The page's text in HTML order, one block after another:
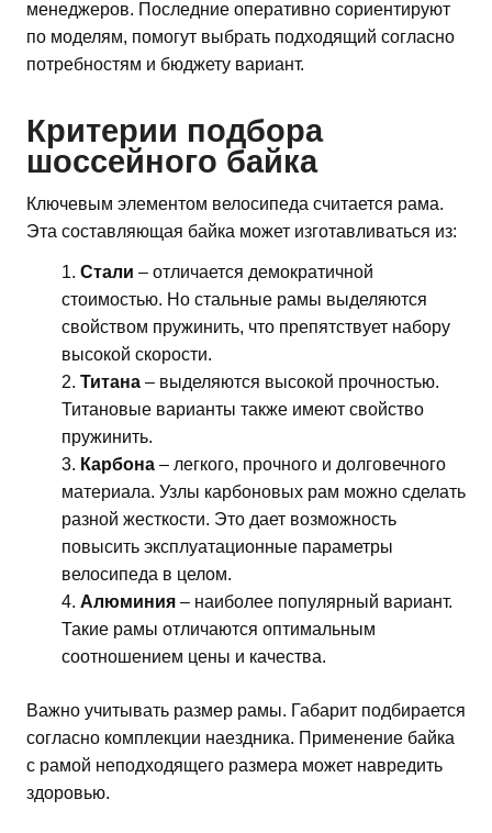
менеджеров. Последние оперативно сориентируют
по моделям, помогут выбрать подходящий согласно
потребностям и бюджету вариант.
Критерии подбора
шоссейного байка
Ключевым элементом велосипеда считается рама.
Эта составляющая байка может изготавливаться из:
Стали – отличается демократичной
стоимостью. Но стальные рамы выделяются
свойством пружинить, что препятствует набору
высокой скорости.
Титана – выделяются высокой прочностью.
Титановые варианты также имеют свойство
пружинить.
Карбона – легкого, прочного и долговечного
материала. Узлы карбоновых рам можно сделать
разной жесткости. Это дает возможность
повысить эксплуатационные параметры
велосипеда в целом.
Алюминия – наиболее популярный вариант.
Такие рамы отличаются оптимальным
соотношением цены и качества.
Важно учитывать размер рамы. Габарит подбирается
согласно комплекции наездника. Применение байка
с рамой неподходящего размера может навредить
здоровью.